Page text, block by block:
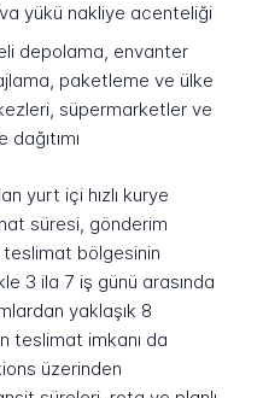
yükü nakliye acenteliği
depolama, envanter
paketleme ve ülke
süpermarketler ve
yurt içi hızlı kurye
süresi, gönderim
teslimat bölgesinin
3 ila 7 iş günü arasında
yaklaşık 8
teslimat imkanı da
üzerinden